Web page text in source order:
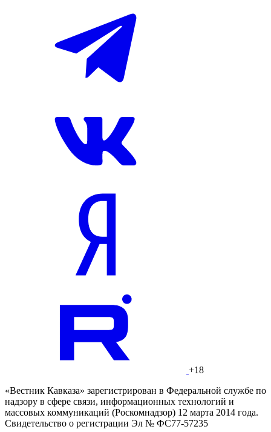
+18
«Вестник Кавказа» зарегистрирован в Федеральной службе по
надзору в сфере связи, информационных технологий и
массовых коммуникаций (Роскомнадзор) 12 марта 2014 года.
Свидетельство о регистрации Эл № ФС77-57235